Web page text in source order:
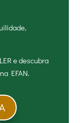
e descubra
EFAN.